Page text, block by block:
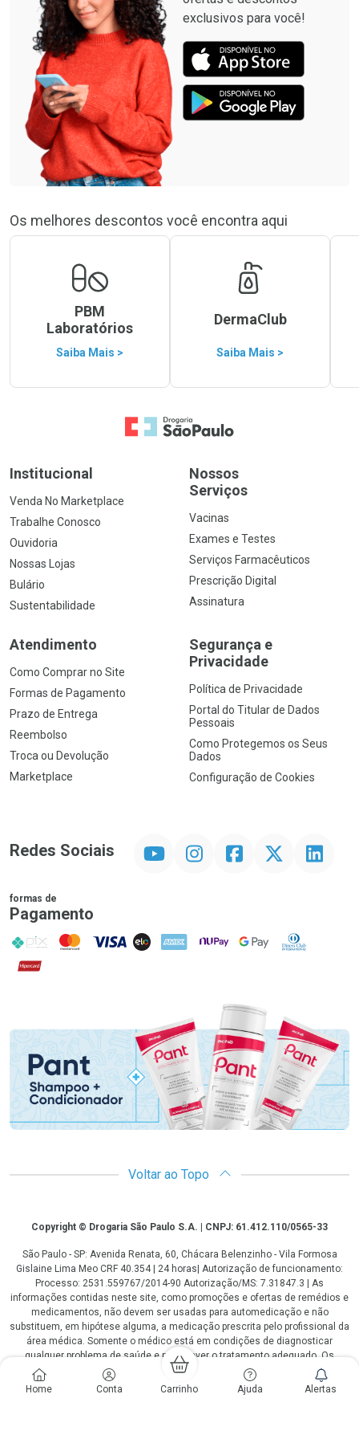
Home Conta Carrinho Ajuda Alertas
exclusivos para você!
Os melhores descontos você encontra aqui
PBM
Laboratórios
Saiba Mais >
DermaClub
Saiba Mais >
Ir para a Home
Institucional
Venda No Marketplace
Trabalhe Conosco
Ouvidoria
Nossas Lojas
Bulário
Sustentabilidade
Nossos
Serviços
Vacinas
Exames e Testes
Serviços Farmacêuticos
Prescrição Digital
Assinatura
Atendimento
Como Comprar no Site
Formas de Pagamento
Prazo de Entrega
Reembolso
Troca ou Devolução
Marketplace
Segurança e
Privacidade
Política de Privacidade
Portal do Titular de Dados
Pessoais
Como Protegemos os Seus
Dados
Configuração de Cookies
Redes Sociais InstagramFacebookTwitter Linkedin
formas de
Pagamento
PIX MasterCard
VISA ELO AMEX NuPay Google PayDiners Club
Hipercard
Voltar ao Topo
CopyrightCopyright © Drogaria São Paulo S.A. | CNPJ: 61.412.110/0565-33
São Paulo - SP: Avenida Renata, 60, Chácara Belenzinho - Vila Formosa
Gislaine Lima Meo CRF 40.354 | 24 horas| Autorização de funcionamento:
Processo: 2531.559767/2014-90 Autorização/MS: 7.31847.3 | As
informações contidas neste site, como promoções e ofertas de remédios e
medicamentos, não devem ser usadas para automedicação e não
substituem, em hipótese alguma, a medicação prescrita pelo profissional da
área médica. Somente o médico está em condições de diagnosticar
qualquer problema de saúde e prescrever o tratamento adequado. Os
preços e as promoções são válidos apenas para compras via internet. As
fotos contidas em nosso site são meramente ilustrativas. *Preços e